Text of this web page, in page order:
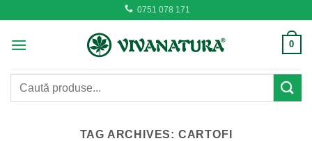
content
0751 078 171
0
Caută
TAG ARCHIVES: CARTOFI